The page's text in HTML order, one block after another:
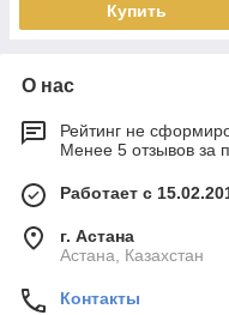
Купить
О нас
Рейтинг не
Менее 5 отзывов за
Работает с
г. Астана
Астана, Казахстан
Контакты